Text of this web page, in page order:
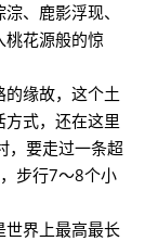
、鹿影浮现、
桃花源般的惊
缘故，这个土
式，还在这里
，要走过一条超
步行7～8个小
世界上最高最长